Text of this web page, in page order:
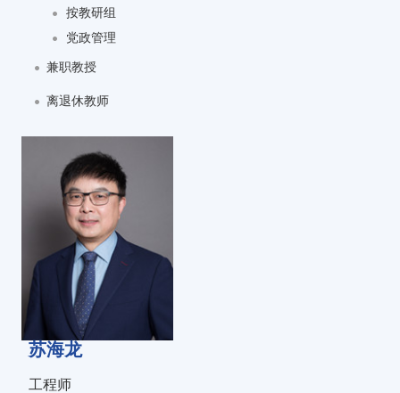
按教研组
党政管理
兼职教授
离退休教师
苏海龙
工程师